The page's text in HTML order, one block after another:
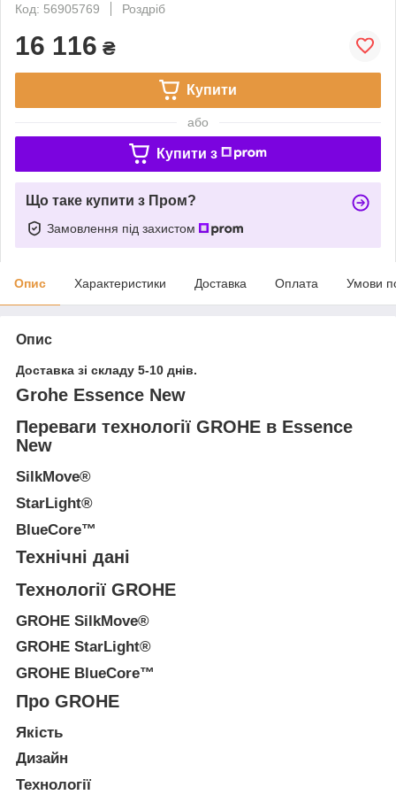
Код: 56905769
Роздріб
16 116 ₴
Купити
або
Купити з
Що таке купити з Пром?
Замовлення під захистом
Опис Характеристики Доставка Оплата Умови
Опис
Доставка зі складу 5-10 днів.
Grohe Essence New
Переваги технології GROHE в Essence
New
SilkMove®
StarLight®
BlueCore™
Технічні дані
Технології GROHE
GROHE SilkMove®
GROHE StarLight®
GROHE BlueCore™
Про GROHE
Якість
Дизайн
Технології